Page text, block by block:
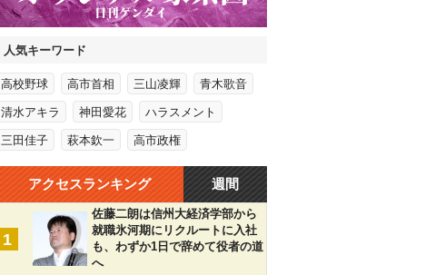
人気キーワード
高校野球 高市首相 三山凌輝 青木歌音
清水アキラ 神田愛花 ハラスメント
三田佳子 萩本欽一 高市政権
アクセスランキング 週間
1
佐藤二朗は信州大経済学部から
就職氷河期にリクルートに入社
も、わずか1日で辞めて役者の道
へ